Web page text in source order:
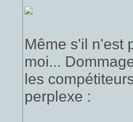
Même s'il n'est
moi...
les
perplexe :